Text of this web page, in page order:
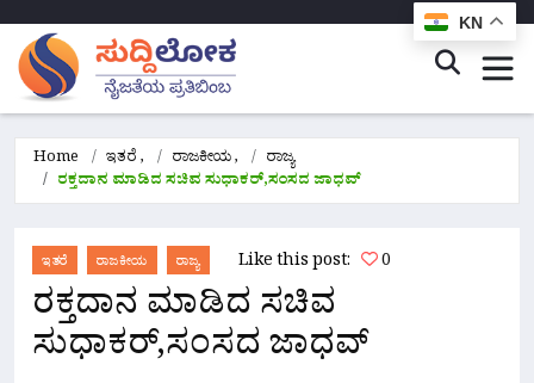
Home ಇತರೆ, ರಾಜಕೀಯ,
ರಾಜ್ಯ
ರಕ್ತದಾನ ಮಾಡಿದ ಸಚಿವ ಸುಧಾಕರ್,ಸಂಸದ ಜಾಧವ್
ಇತರೆ ರಾಜಕೀಯ ರಾಜ್ಯ Like this post: 0
ರಕ್ತದಾನ ಮಾಡಿದ ಸಚಿವ
ಸುಧಾಕರ್,ಸಂಸದ ಜಾಧವ್
KN